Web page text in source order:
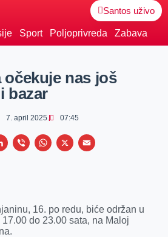
Santos uživo
Sport Poljoprivreda Zabava
očekuje nas još
bazar
7. april 2025. 07:45
L
e
d
V
r
W
s
X
E
l
16. po redu, biće održan u
do 23.00 sata, na Maloj